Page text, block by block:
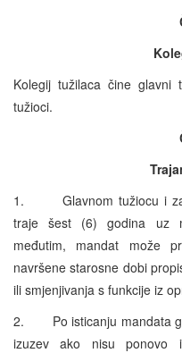
Kolegij tužilaca čine glavni
tužioci.
1. Glavnom tužiocu i
traje šest (6) godina uz
međutim, mandat može
navršene starosne dobi
ili smjenjivanja s funkcije iz
2. Po isticanju mandata
izuzev ako nisu ponovo